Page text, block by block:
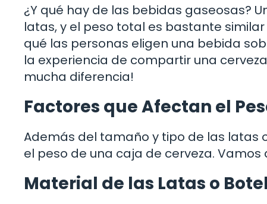
¿Y qué hay de las bebidas gaseosas?
latas, y el peso total es bastante
qué las personas eligen una bebida
la experiencia de compartir una
mucha diferencia!
Factores que Afectan el
Además del tamaño y tipo de las latas
el peso de una caja de cerveza.
Material de las Latas o